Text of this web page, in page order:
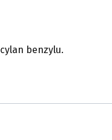
benzylu.